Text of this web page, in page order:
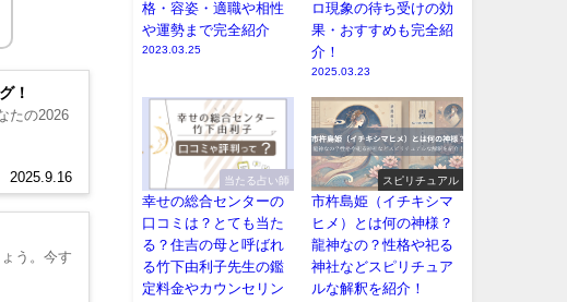
！
2025.9.16
たの2026
う。今す
格・容姿・適職や相性
や運勢まで完全紹介
2023.03.25
ロ現象の待ち受けの効
果・おすすめも完全紹
介！
2025.03.23
当たる占い師
幸せの総合センターの
口コミは？とても当た
る？住吉の母と呼ばれ
る竹下由利子先生の鑑
定料金やカウンセリン
スピリチュアル
市杵島姫（イチキシマ
ヒメ）とは何の神様？
龍神なの？性格や祀る
神社などスピリチュア
ルな解釈を紹介！